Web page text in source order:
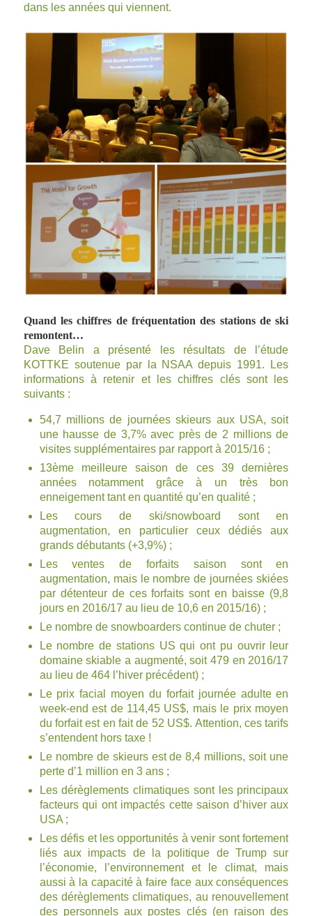
dans les années qui viennent.
Quand les chiffres de fréquentation des stations de ski
remontent…
Dave Belin a présenté les résultats de l’étude
KOTTKE soutenue par la NSAA depuis 1991. Les
informations à retenir et les chiffres clés sont les
suivants :
54,7 millions de journées skieurs aux USA, soit
une hausse de 3,7% avec près de 2 millions de
visites supplémentaires par rapport à 2015/16 ;
13ème meilleure saison de ces 39 dernières
années notamment grâce à un très bon
enneigement tant en quantité qu’en qualité ;
Les cours de ski/snowboard sont en
augmentation, en particulier ceux dédiés aux
grands débutants (+3,9%) ;
Les ventes de forfaits saison sont en
augmentation, mais le nombre de journées skiées
par détenteur de ces forfaits sont en baisse (9,8
jours en 2016/17 au lieu de 10,6 en 2015/16) ;
Le nombre de snowboarders continue de chuter ;
Le nombre de stations US qui ont pu ouvrir leur
domaine skiable a augmenté, soit 479 en 2016/17
au lieu de 464 l’hiver précédent) ;
Le prix facial moyen du forfait journée adulte en
week-end est de 114,45 US$, mais le prix moyen
du forfait est en fait de 52 US$. Attention, ces tarifs
s’entendent hors taxe !
Le nombre de skieurs est de 8,4 millions, soit une
perte d’1 million en 3 ans ;
Les dérèglements climatiques sont les principaux
facteurs qui ont impactés cette saison d’hiver aux
USA ;
Les défis et les opportunités à venir sont fortement
liés aux impacts de la politique de Trump sur
l’économie, l’environnement et le climat, mais
aussi à la capacité à faire face aux conséquences
des dérèglements climatiques, au renouvellement
des personnels aux postes clés (en raison des